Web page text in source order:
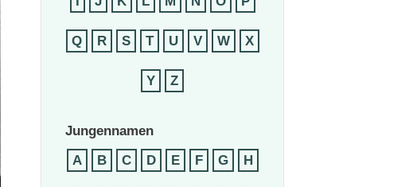
Q R S T U V W X
Y Z
Jungennamen
A
B C D E F G H